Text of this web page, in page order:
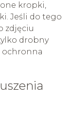
kropki,
Jeśli do tego
zdjęciu
drobny
ochronna